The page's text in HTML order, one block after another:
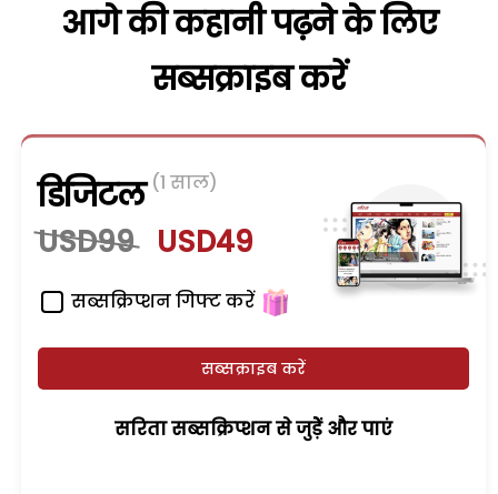
आगे की कहानी पढ़ने के लिए
सब्सक्राइब करें
डिजिटल (1 साल)
USD99 USD49
सब्सक्रिप्शन गिफ्ट करें
सब्सक्राइब करें
सरिता सब्सक्रिप्शन से जुड़ेें और पाएं